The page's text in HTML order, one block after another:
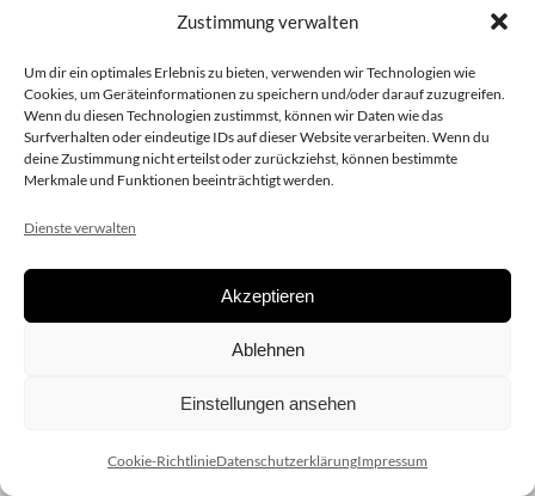
Zustimmung verwalten
Um dir ein optimales Erlebnis zu bieten, verwenden wir Technologien wie
Cookies, um Geräteinformationen zu speichern und/oder darauf zuzugreifen.
Wenn du diesen Technologien zustimmst, können wir Daten wie das
Surfverhalten oder eindeutige IDs auf dieser Website verarbeiten. Wenn du
deine Zustimmung nicht erteilst oder zurückziehst, können bestimmte
Merkmale und Funktionen beeinträchtigt werden.
Dienste verwalten
Akzeptieren
Ablehnen
Einstellungen ansehen
Cookie-RichtlinieDatenschutzerklärungImpressum
Copyright 2020 dieSCHAUsteller.at |Datenschützerklärung|
| Design:www.ARGEntur.at